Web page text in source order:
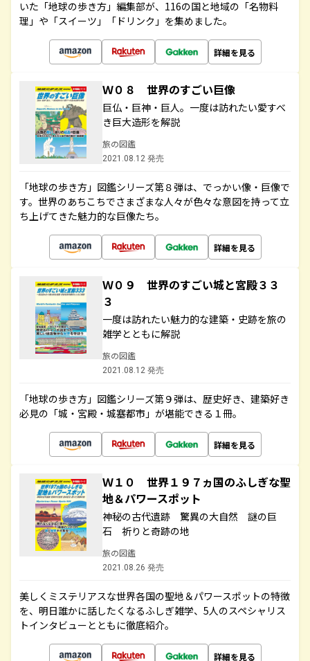
いた「地球の歩き方」編集部が、116の国と地域の「名物料
理」や「スイーツ」「ドリンク」を集めました。
詳細を見る
Ｗ０８ 世界のすごい巨像
巨仏・巨神・巨人。一度は訪れたい愛すべ
き巨大造形を解説
旅の図鑑
2021.08.12 発売
「地球の歩き方」図鑑シリーズ第８弾は、でっかい像・巨像で
す。世界のあちこちでさまざまな人々が色々な意図を持って立
ち上げてきた魅力的な巨像たち。
詳細を見る
Ｗ０９ 世界のすごい城と宮殿３３
３
一度は訪れたい魅力的な建築・史跡を旅の
雑学とともに解説
旅の図鑑
2021.08.12 発売
「地球の歩き方」図鑑シリーズ第９弾は、歴史好き、建築好き
必見の「城・宮殿・城塞都市」が堪能できる１冊。
詳細を見る
Ｗ１０ 世界１９７ヵ国のふしぎな聖
地＆パワースポット
神秘の古代遺跡 驚異の大自然 謎の巨
石 祈りと奇跡の地
旅の図鑑
2021.08.26 発売
美しくミステリアスな世界各国の聖地＆パワースポットの特徴
を、明日誰かに話したくなるふしぎ雑学、5人のスペシャリス
トインタビューとともに徹底紹介。
詳細を見る